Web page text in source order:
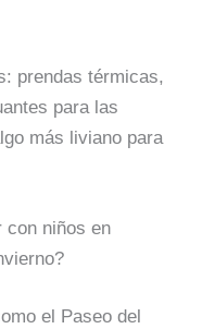
prendas térmicas,
para las
más liviano para
con niños en
el Paseo del